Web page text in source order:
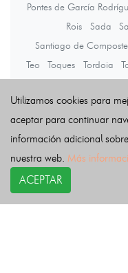
Pontes de García
Rois
Sada
Santiago de
Teo
Toques Tordoia
Utilizamos cookies para
aceptar para continuar
información adicional
nuestra web. Más
ACEPTAR